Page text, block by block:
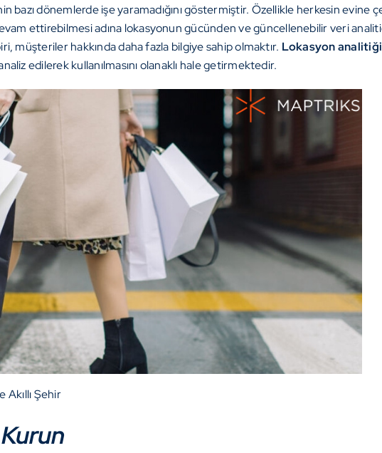
bazı dönemlerde işe yaramadığını göstermiştir. Özellikle herkesin
ettirebilmesi adına lokasyonun gücünden ve güncellenebilir veri
müşteriler hakkında daha fazla bilgiye sahip olmaktır. Lokasyon analitiği
edilerek kullanılmasını olanaklı hale getirmektedir.
Akıllı Şehir